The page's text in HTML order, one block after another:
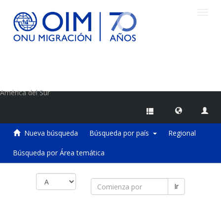
América del Sur
Nueva búsqueda Búsqueda por país Regional
Búsqueda por Área temática
Ir